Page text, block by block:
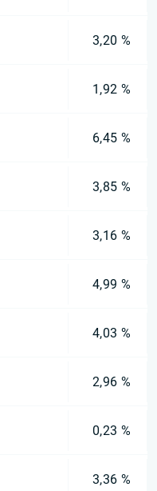
3,20 %
1,92 %
6,45 %
3,85 %
3,16 %
4,99 %
4,03 %
2,96 %
0,23 %
3,36 %